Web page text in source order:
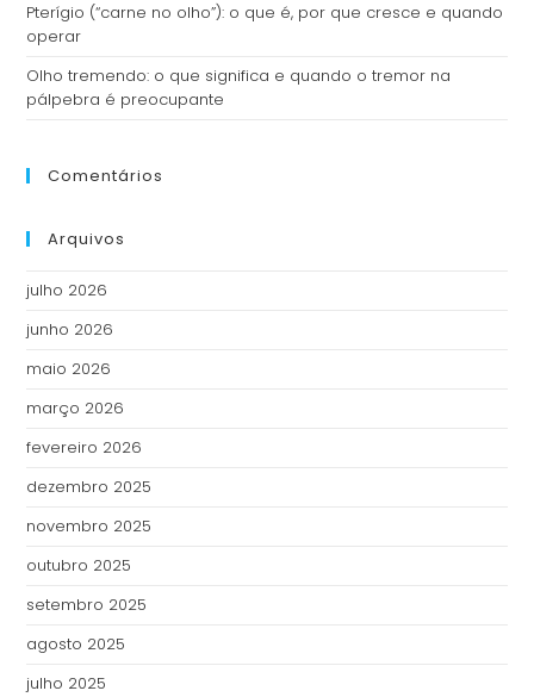
Pterígio (“carne no olho”): o que é, por que cresce e quando
operar
Olho tremendo: o que significa e quando o tremor na
pálpebra é preocupante
Comentários
Arquivos
julho 2026
junho 2026
maio 2026
março 2026
fevereiro 2026
dezembro 2025
novembro 2025
outubro 2025
setembro 2025
agosto 2025
julho 2025